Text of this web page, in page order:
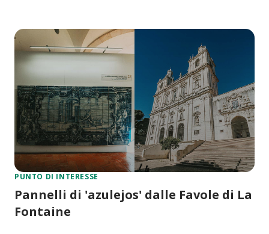
PUNTO DI INTERESSE
Pannelli di 'azulejos' dalle Favole di La
Fontaine